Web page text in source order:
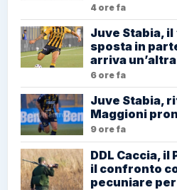
4 ore fa
Juve Stabia,
sposta in
arriva
6 ore fa
Juve Stabia,
Maggioni
9 ore fa
DDL Caccia,
il confronto
pecuniare per